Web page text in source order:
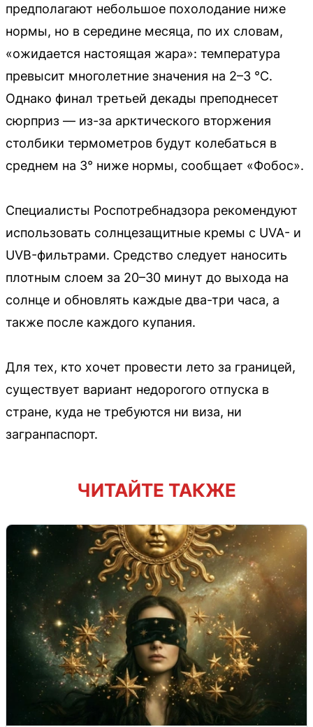
предполагают небольшое похолодание ниже
нормы, но в середине месяца, по их словам,
«ожидается настоящая жара»: температура
превысит многолетние значения на 2–3 °С.
Однако финал третьей декады преподнесет
сюрприз — из-за арктического вторжения
столбики термометров будут колебаться в
среднем на 3° ниже нормы, сообщает «Фобос».
Специалисты Роспотребнадзора рекомендуют
использовать солнцезащитные кремы с UVA- и
UVB-фильтрами. Средство следует наносить
плотным слоем за 20–30 минут до выхода на
солнце и обновлять каждые два-три часа, а
также после каждого купания.
Для тех, кто хочет провести лето за границей,
существует вариант недорогого отпуска в
стране, куда не требуются ни виза, ни
загранпаспорт.
ЧИТАЙТЕ ТАКЖЕ